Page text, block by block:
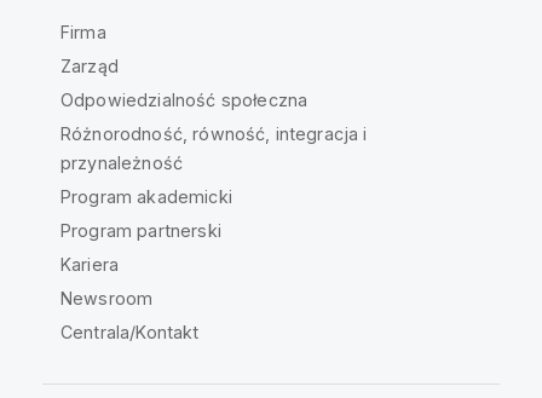
Firma
Zarząd
Odpowiedzialność społeczna
Różnorodność, równość, integracja i
przynależność
Program akademicki
Program partnerski
Kariera
Newsroom
Centrala/Kontakt